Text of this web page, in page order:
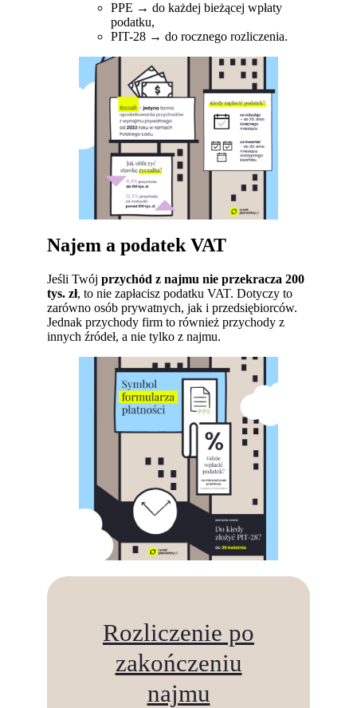
PPE → do każdej bieżącej wpłaty
podatku,
PIT-28 → do rocznego rozliczenia.
Najem a podatek VAT
Jeśli Twójprzychód z najmu nie przekracza 200
tys. zł, to nie zapłacisz podatku VAT. Dotyczy to
zarówno osób prywatnych, jak i przedsiębiorców.
Jednak przychody firm to również przychody z
innych źródeł, a nie tylko z najmu.
Rozliczenie po
zakończeniu
najmu